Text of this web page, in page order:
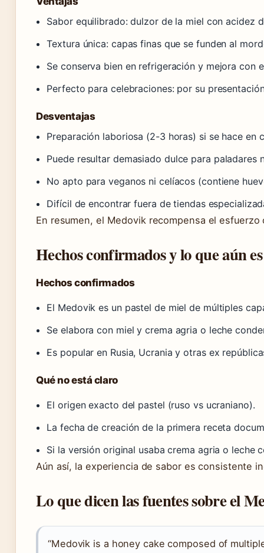
Sabor equilibrado: dulzor de la miel con acidez
Textura única: capas finas que se funden al
Se conserva bien en refrigeración y mejora con
Perfecto para celebraciones: por su
Desventajas
Preparación laboriosa (2-3 horas) si se hace en
Puede resultar demasiado dulce para paladares
No apto para veganos ni celíacos (contiene
Difícil de encontrar fuera de tiendas
En resumen, el Medovik recompensa el
Hechos confirmados y lo que aún
Hechos confirmados
El Medovik es un pastel de miel de múltiples
Se elabora con miel y crema agria o leche
Es popular en Rusia, Ucrania y otras ex
Qué no está claro
El origen exacto del pastel (ruso vs ucraniano).
La fecha de creación de la primera receta
Si la versión original usaba crema agria o leche
Aún así, la experiencia de sabor es consistente
Lo que dicen las fuentes sobre el
“Medovik is a honey cake composed of